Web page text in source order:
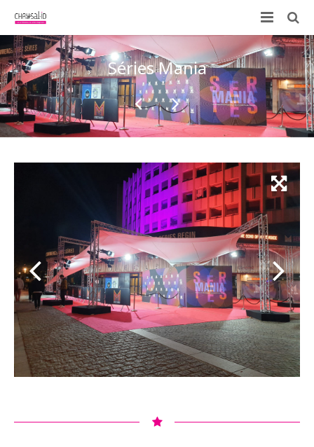
Qui sommes-nous ?
Nos prestations
ID-KIT
Séries Mania